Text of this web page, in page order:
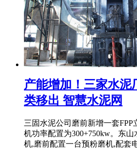
产能增加！三家水泥
类移出 智慧水泥网
三固水泥公司磨前新增一套
机功率配置为300+750kw。东
机,磨前配置一台预粉磨机,配套